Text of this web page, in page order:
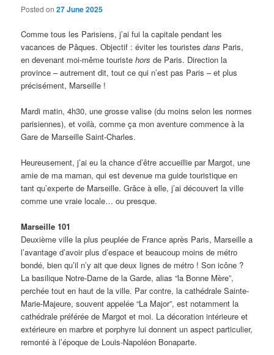
Posted on27 June 2025
Comme tous les Parisiens, j’ai fui la capitale pendant les
vacances de Pâques. Objectif : éviter les touristesdans Paris,
en devenant moi-même touristehors de Paris. Direction la
province – autrement dit, tout ce qui n’est pas Paris – et plus
précisément, Marseille !
Mardi matin, 4h30, une grosse valise (du moins selon les normes
parisiennes), et voilà, comme ça mon aventure commence à la
Gare de Marseille Saint-Charles.
Heureusement, j’ai eu la chance d’être accueillie par Margot, une
amie de ma maman, qui est devenue ma guide touristique en
tant qu’experte de Marseille. Grâce à elle, j’ai découvert la ville
comme une vraie locale… ou presque.
Marseille 101
Deuxième ville la plus peuplée de France après Paris, Marseille a
l’avantage d’avoir plus d’espace et beaucoup moins de métro
bondé, bien qu’il n’y ait que deux lignes de métro ! Son icône ?
La basilique Notre-Dame de la Garde, alias “la Bonne Mère”,
perchée tout en haut de la ville. Par contre, la cathédrale Sainte-
Marie-Majeure, souvent appelée “La Major”, est notamment la
cathédrale préférée de Margot et moi. La décoration intérieure et
extérieure en marbre et porphyre lui donnent un aspect particulier,
remonté à l’époque de Louis-Napoléon Bonaparte.